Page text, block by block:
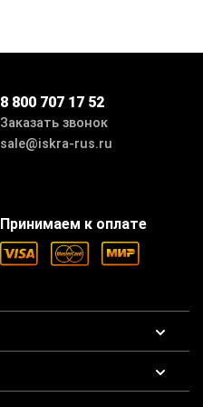
8 800 707 17 52
Заказать звонок
sale@iskra-rus.ru
Принимаем к оплате